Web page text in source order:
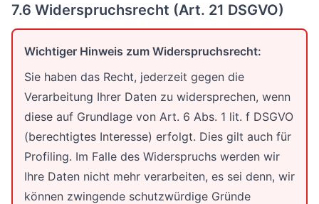
7.6 Widerspruchsrecht (Art. 21 DSGVO)
Wichtiger Hinweis zum Widerspruchsrecht:
Sie haben das Recht, jederzeit gegen die
Verarbeitung Ihrer Daten zu widersprechen, wenn
diese auf Grundlage von Art. 6 Abs. 1 lit. f DSGVO
(berechtigtes Interesse) erfolgt. Dies gilt auch für
Profiling. Im Falle des Widerspruchs werden wir
Ihre Daten nicht mehr verarbeiten, es sei denn, wir
können zwingende schutzwürdige Gründe